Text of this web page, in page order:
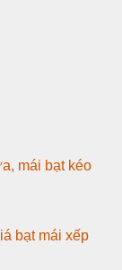
mái bạt kéo
bạt mái xếp